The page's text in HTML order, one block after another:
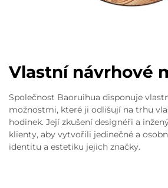
Vlastní návrhové
Společnost Baoruihua disponuje
možnostmi, které ji odlišují na trhu
hodinek. Její zkušení designéři a
klienty, aby vytvořili jedinečné a
identitu a estetiku jejich značky.